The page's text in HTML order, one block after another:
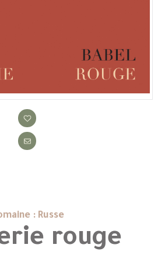
: Russe
rouge